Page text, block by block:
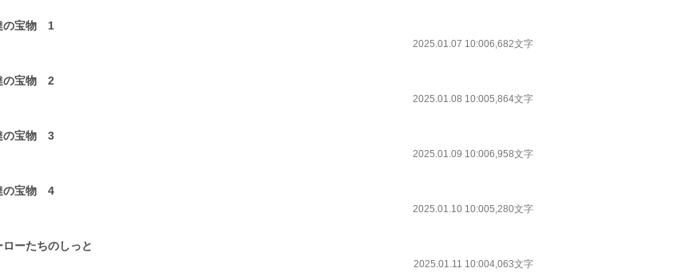
の宝物 1
2025.01.07 10:006,682文字
の宝物 2
2025.01.08 10:005,864文字
の宝物 3
2025.01.09 10:006,958文字
の宝物 4
2025.01.10 10:005,280文字
ーたちのしっと
2025.01.11 10:004,063文字